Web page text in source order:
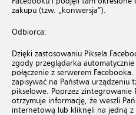
zakupu (tzw. „konwersja”).
Odbiorca:
Dzięki zastosowaniu Piksela
zgody przeglądarka
połączenie z serwerem
zapisywać na Państwa urządzeniu
pikselowe. Poprzez zintegrowanie
otrzymuje informację, że weszli
internetową lub kliknęli na jedną z